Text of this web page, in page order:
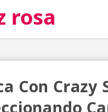
rosa
Con Crazy